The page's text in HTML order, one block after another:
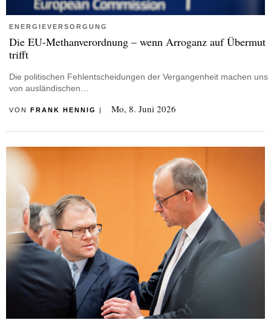
ENERGIEVERSORGUNG
Die EU-Methanverordnung – wenn Arroganz auf Übermut
trifft
Die politischen Fehlentscheidungen der Vergangenheit machen uns
von ausländischen…
VON FRANK HENNIG | Mo, 8. Juni 2026